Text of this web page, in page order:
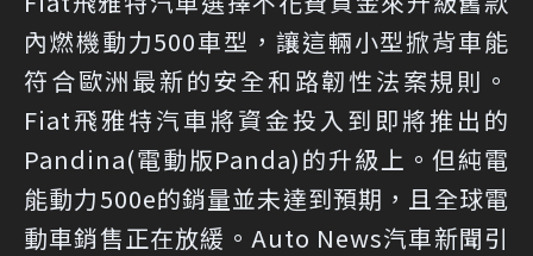
內燃機動力500車型，讓這輛小型掀背車能
符合歐洲最新的安全和路韌性法案規則。
Fiat飛雅特汽車將資金投入到即將推出的
Pandina(電動版Panda)的升級上。但純電
能動力500e的銷量並未達到預期，且全球電
動車銷售正在放緩。Auto News汽車新聞引